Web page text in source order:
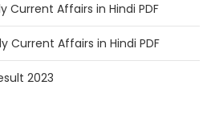
Current Affairs in Hindi PDF
Current Affairs in Hindi PDF
2023